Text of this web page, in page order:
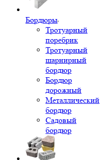
Бордюры
Тротуарный
поребрик
Тротуарный
шарнирный
бордюр
Бордюр
дорожный
Металлический
бордюр
Садовый
бордюр